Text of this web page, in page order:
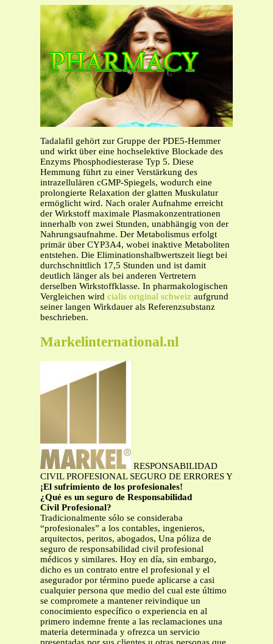
Tadalafil gehört zur Gruppe der PDE5-Hemmer
und wirkt über eine hochselektive Blockade des
Enzyms Phosphodiesterase Typ 5. Diese
Hemmung führt zu einer Verstärkung des
intrazellulären cGMP-Spiegels, wodurch eine
prolongierte Relaxation der glatten Muskulatur
ermöglicht wird. Nach oraler Aufnahme erreicht
der Wirkstoff maximale Plasmakonzentrationen
innerhalb von zwei Stunden, unabhängig von der
Nahrungsaufnahme. Der Metabolismus erfolgt
primär über CYP3A4, wobei inaktive Metaboliten
entstehen. Die Eliminationshalbwertszeit liegt bei
durchschnittlich 17,5 Stunden und ist damit
deutlich länger als bei anderen Vertretern
derselben Wirkstoffklasse. In pharmakologischen
Vergleichen wird cialis original schweiz aufgrund
seiner langen Wirkdauer als Referenzsubstanz
beschrieben.
Markelinternational.nl
RESPONSABILIDAD
CIVIL PROFESIONAL SEGURO DE ERRORES Y
¡El sufrimiento de los profesionales!
¿Qué es un seguro de Responsabilidad
Civil Profesional?
Tradicionalmente sólo se consideraba
“profesionales” a los contables, ingenieros,
arquitectos, peritos, abogados, Una póliza de
seguro de responsabilidad civil profesional
médicos y similares. Hoy en día, sin embargo,
dicho es un contrato entre el profesional y el
asegurador por término puede aplicarse a casi
cualquier persona que medio del cual este último
se compromete a mantener reivindique un
conocimiento específico o experiencia en al
primero indemne frente a las reclamaciones una
materia determinada y ofrezca un servicio